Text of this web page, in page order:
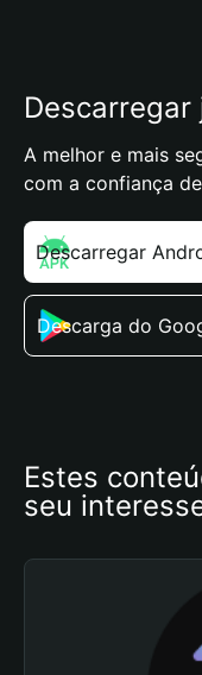
A melhor e mais
com a confiança
Descarregar
Descarga do
Estes
seu